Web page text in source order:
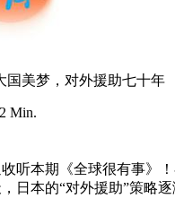
国美梦，对外援助七十年
Min.
听本期《全球很有事》
日本的“对外援助”策略